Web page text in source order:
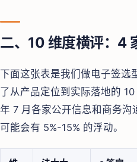
二、10 维度横评：4
下面这张表是我们做电子签选
了从产品定位到实际落地的
年 7 月各家公开信息和商务沟
可能会有 5%-15% 的浮动。